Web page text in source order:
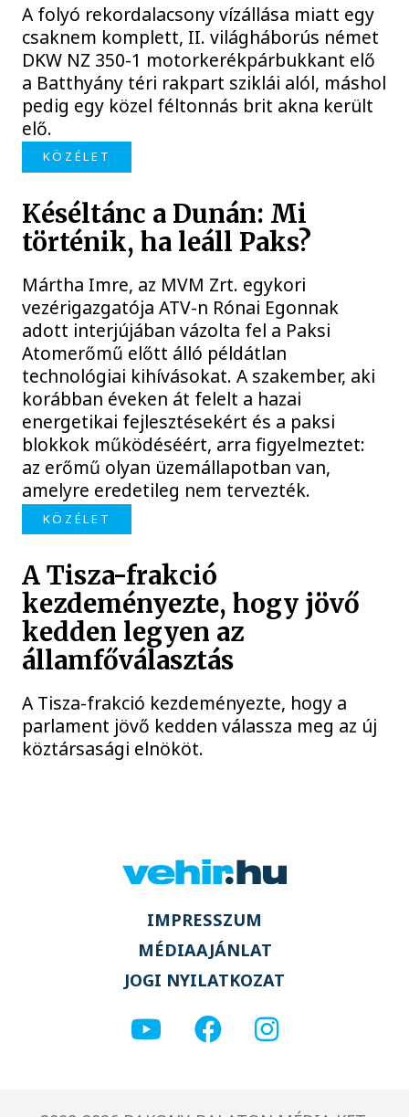
A folyó rekordalacsony vízállása miatt egy
csaknem komplett, II. világháborús német
DKW NZ 350-1 motorkerékpárbukkant elő
a Batthyány téri rakpart sziklái alól, máshol
pedig egy közel féltonnás brit akna került
elő.
KÖZÉLET
Késéltánc a Dunán: Mi
történik, ha leáll Paks?
Mártha Imre, az MVM Zrt. egykori
vezérigazgatója ATV-n Rónai Egonnak
adott interjújában vázolta fel a Paksi
Atomerőmű előtt álló példátlan
technológiai kihívásokat. A szakember, aki
korábban éveken át felelt a hazai
energetikai fejlesztésekért és a paksi
blokkok működéséért, arra figyelmeztet:
az erőmű olyan üzemállapotban van,
amelyre eredetileg nem tervezték.
KÖZÉLET
A Tisza-frakció
kezdeményezte, hogy jövő
kedden legyen az
államfőválasztás
A Tisza-frakció kezdeményezte, hogy a
parlament jövő kedden válassza meg az új
köztársasági elnököt.
IMPRESSZUM
MÉDIAAJÁNLAT
JOGI NYILATKOZAT